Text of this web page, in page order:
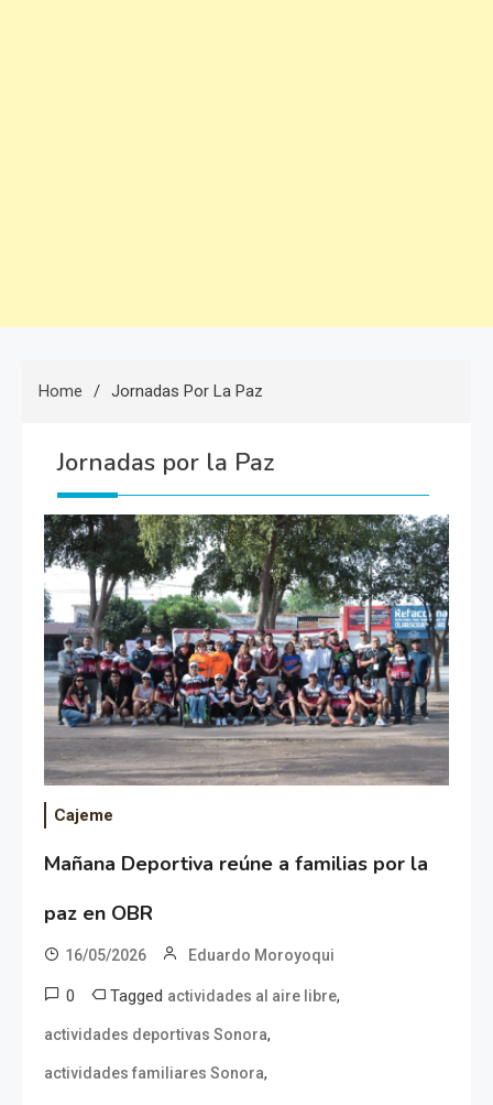
Home Jornadas Por La Paz
Jornadas por la Paz
Cajeme
Mañana Deportiva reúne a familias por la
paz en OBR
16/05/2026 Eduardo Moroyoqui
0 Tagged actividades al aire libre,
actividades deportivas Sonora,
actividades familiares Sonora,